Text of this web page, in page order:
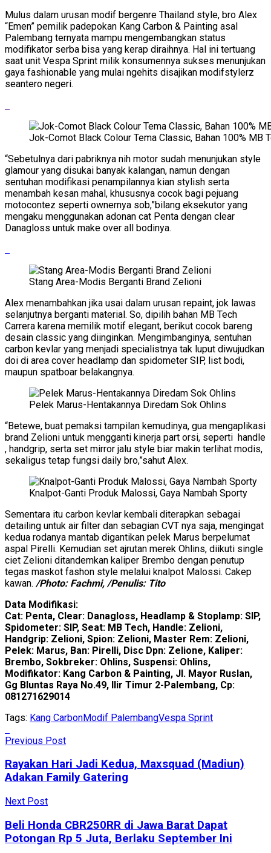
Mulus dalam urusan modif bergenre Thailand style, bro Alex
“Emen” pemilik padepokan Kang Carbon & Painting asal
Palembang ternyata mampu mengembangkan status
modifikator serba bisa yang kerap diraihnya. Hal ini tertuang
saat unit Vespa Sprint milik konsumennya sukses menunjukan
gaya fashionable yang mulai ngehits disajikan modifstylerz
seantero negeri.
Jok-Comot Black Colour Tema Classic, Bahan 100% MB
“Sebetulnya dari pabriknya nih motor sudah menunjukan style
glamour yang disukai banyak kalangan, namun dengan
sentuhan modifikasi penampilannya kian stylish serta
menambah kesan mahal, khususnya cocok bagi pejuang
motocontez seperti ownernya sob,”bilang eksekutor yang
mengaku menggunakan adonan cat Penta dengan clear
Danagloss untuk make over all bodinya.
Stang Area-Modis Berganti Brand Zelioni
Alex menambahkan jika usai dalam urusan repaint, jok lawas
selanjutnya berganti material. So, dipilih bahan MB Tech
Carrera karena memilik motif elegant, berikut cocok bareng
desain classic yang diinginkan. Mengimbanginya, sentuhan
carbon kevlar yang menjadi specialistnya tak luput diwujudkan
doi di area cover headlamp dan spidometer SIP, list bodi,
maupun spatboar belakangnya.
Pelek Marus-Hentakannya Diredam Sok Ohlins
“Betewe, buat pemaksi tampilan kemudinya, gua mengaplikasi
brand Zelioni untuk mengganti kinerja part orsi, seperti handle
, handgrip, serta set mirror jalu style biar makin terlihat modis,
sekaligus tetap fungsi daily bro,”sahut Alex.
Knalpot-Ganti Produk Malossi, Gaya Nambah Sporty
Sementara itu carbon kevlar kembali diterapkan sebagai
detailing untuk air filter dan sebagian CVT nya saja, mengingat
kedua rodanya mantab digantikan pelek Marus berpelumat
aspal Pirelli. Kemudian set ajrutan merek Ohlins, diikuti single
ciet Zelioni ditandemkan kaliper Brembo dengan penutup
tegas maskot fashon style melalui knalpot Malossi. Cakep
kawan. /Photo: Fachmi, /Penulis: Tito
Data Modifikasi:
Cat: Penta, Clear: Danagloss, Headlamp & Stoplamp: SIP,
Spidometer: SIP, Seat: MB Tech, Handle: Zelioni,
Handgrip: Zelioni, Spion: Zelioni, Master Rem: Zelioni,
Pelek: Marus, Ban: Pirelli, Disc Dpn: Zelione, Kaliper:
Brembo, Sokbreker: Ohlins, Suspensi: Ohlins,
Modifikator: Kang Carbon & Painting, Jl. Mayor Ruslan,
Gg Bluntas Raya No.49, Ilir Timur 2-Palembang, Cp:
081271629014
Tags: Kang CarbonModif PalembangVespa Sprint
Previous Post
Rayakan Hari Jadi Kedua, Maxsquad (Madiun)
Adakan Family Gatering
Next Post
Beli Honda CBR250RR di Jawa Barat Dapat
Potongan Rp 5 Juta, Berlaku September Ini